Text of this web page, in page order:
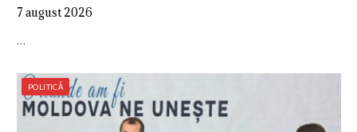
7 august 2026
…
POLITICĂ